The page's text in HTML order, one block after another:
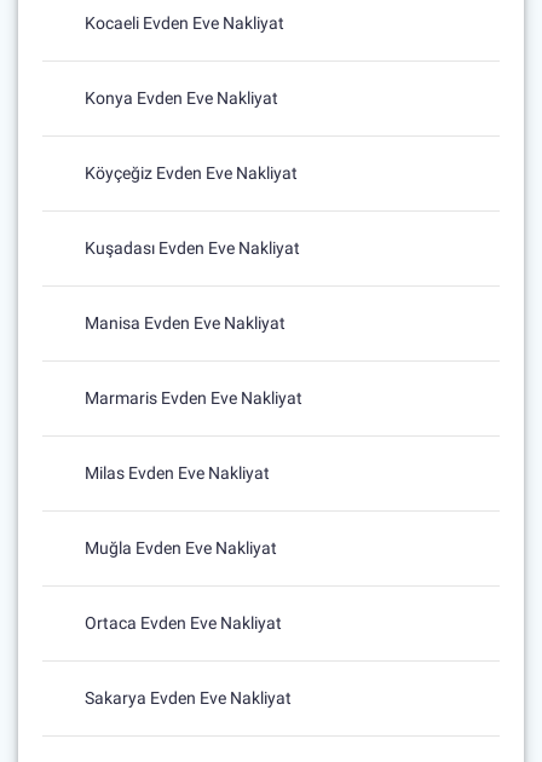
Kocaeli Evden Eve Nakliyat
Konya Evden Eve Nakliyat
Köyçeğiz Evden Eve Nakliyat
Kuşadası Evden Eve Nakliyat
Manisa Evden Eve Nakliyat
Marmaris Evden Eve Nakliyat
Milas Evden Eve Nakliyat
Muğla Evden Eve Nakliyat
Ortaca Evden Eve Nakliyat
Sakarya Evden Eve Nakliyat